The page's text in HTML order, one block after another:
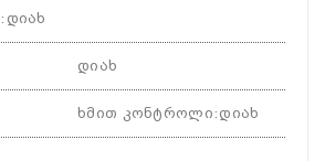
: დიახ
დიახ
ხმით კონტროლი: დიახ